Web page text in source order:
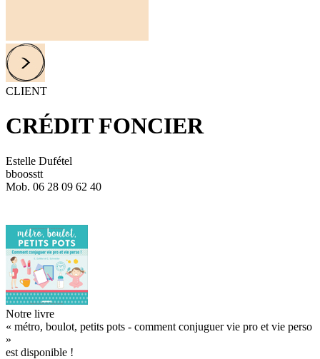
CLIENT
CRÉDIT FONCIER
Estelle Dufétel
bboosstt
Mob. 06 28 09 62 40
Notre livre
« métro, boulot, petits pots - comment conjuguer vie pro et vie perso
»
est disponible !